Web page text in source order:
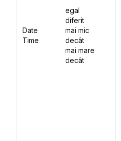
Date
Time
egal
diferit
mai mic
decât
mai mare
decât